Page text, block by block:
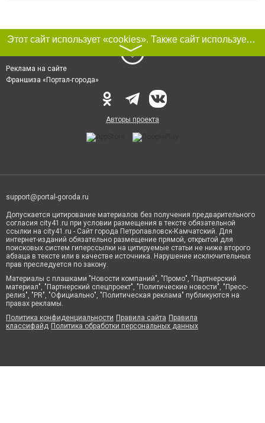
Этот сайт использует «cookies». Также сайт использует интернет-сервис для сбора технических данных касательно посетителей с целью получения маркетинговой и статистической информации. Условия обработки данных посетителей сайта см.
〉
Реклама на сайте
Франшиза «Портал-города»
Авторы проекта
support@portal-goroda.ru
Допускается цитирование материалов без получения предварительного
согласия city41.ru при условии размещения в тексте обязательной
ссылки на city41.ru - Сайт города Петропавловск-Камчатский. Для
интернет-изданий обязательно размещение прямой, открытой для
поисковых систем гиперссылки на цитируемые статьи не ниже второго
абзаца в тексте или в качестве источника. Нарушение исключительных
прав преследуется по закону.
Материалы с плашками "Новости компаний", "Промо", "Партнерский
материал", "Партнерский спецпроект", "Политические новости", "Пресс-
релиз", "PR", "Официально", "Политическая реклама" публикуются на
правах рекламы.
Политика конфиденциальности Правила сайта Правила
классифайд Политика обработки персональных данных